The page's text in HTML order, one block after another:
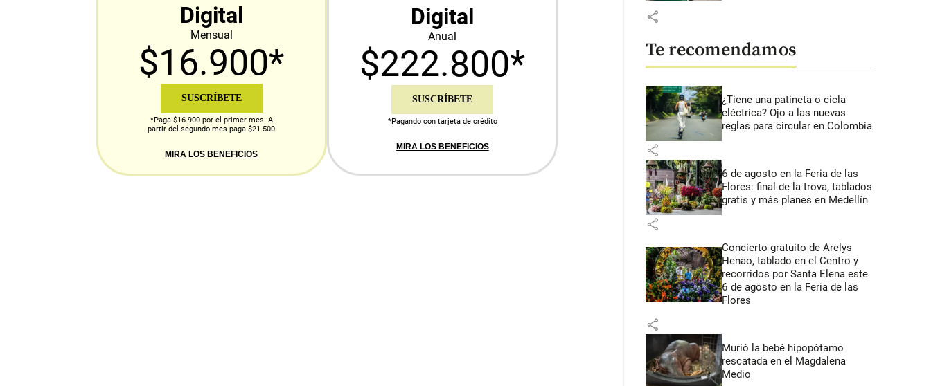
Digital
Mensual
$16.900*
SUSCRÍBETE
*Paga $16.900 por el primer mes. A
partir del segundo mes paga $21.500
MIRA LOS BENEFICIOS
Digital
Anual
$222.800*
SUSCRÍBETE
*Pagando con tarjeta de crédito
MIRA LOS BENEFICIOS
share
Te recomendamos
¿Tiene una patineta o cicla
eléctrica? Ojo a las nuevas
reglas para circular en Colombia
share
6 de agosto en la Feria de las
Flores: final de la trova, tablados
gratis y más planes en Medellín
share
Concierto gratuito de Arelys
Henao, tablado en el Centro y
recorridos por Santa Elena este
6 de agosto en la Feria de las
Flores
share
Murió la bebé hipopótamo
rescatada en el Magdalena
Medio